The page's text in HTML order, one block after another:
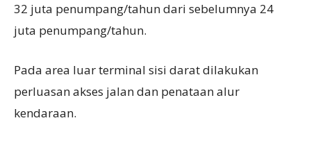
32 juta penumpang/tahun dari sebelumnya 24
juta penumpang/tahun.
Pada area luar terminal sisi darat dilakukan
perluasan akses jalan dan penataan alur
kendaraan.